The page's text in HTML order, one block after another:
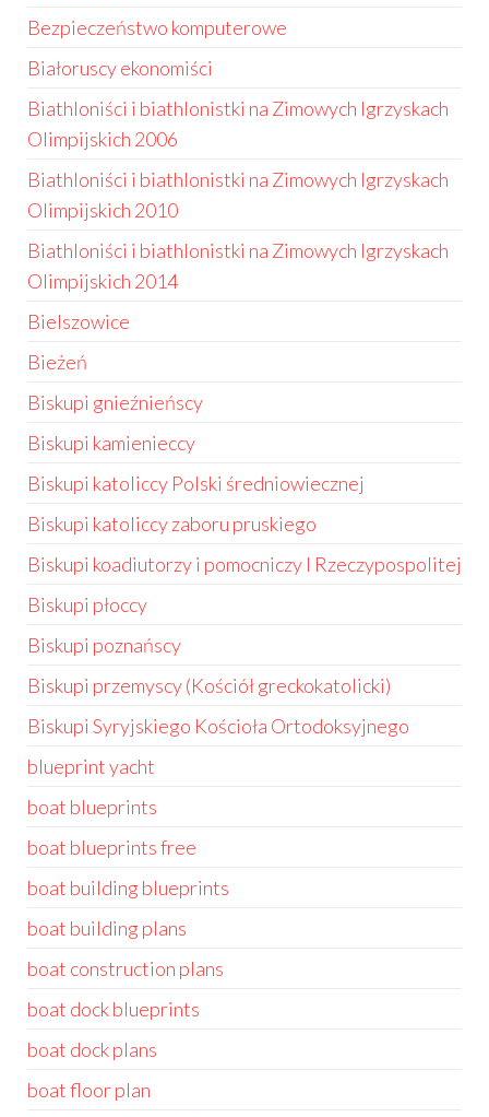
Bezpieczeństwo komputerowe
Białoruscy ekonomiści
Biathloniści i biathlonistki na Zimowych Igrzyskach
Olimpijskich 2006
Biathloniści i biathlonistki na Zimowych Igrzyskach
Olimpijskich 2010
Biathloniści i biathlonistki na Zimowych Igrzyskach
Olimpijskich 2014
Bielszowice
Bieżeń
Biskupi gnieźnieńscy
Biskupi kamienieccy
Biskupi katoliccy Polski średniowiecznej
Biskupi katoliccy zaboru pruskiego
Biskupi koadiutorzy i pomocniczy I Rzeczypospolitej
Biskupi płoccy
Biskupi poznańscy
Biskupi przemyscy (Kościół greckokatolicki)
Biskupi Syryjskiego Kościoła Ortodoksyjnego
blueprint yacht
boat blueprints
boat blueprints free
boat building blueprints
boat building plans
boat construction plans
boat dock blueprints
boat dock plans
boat floor plan